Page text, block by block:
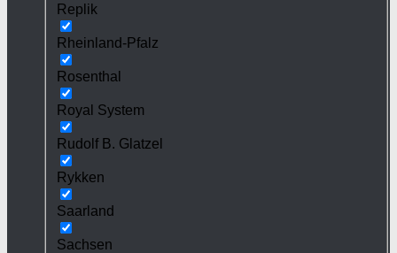
Replik
Rheinland-Pfalz
Rosenthal
Royal System
Rudolf B. Glatzel
Rykken
Saarland
Sachsen